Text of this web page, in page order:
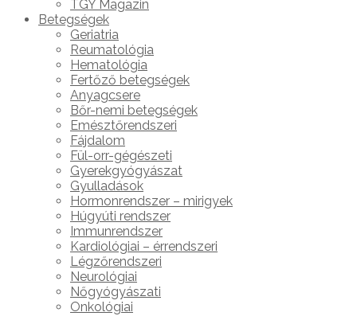
TGY Magazin
Betegségek
Geriatria
Reumatológia
Hematológia
Fertőző betegségek
Anyagcsere
Bőr-nemi betegségek
Emésztőrendszeri
Fájdalom
Fül-orr-gégészeti
Gyerekgyógyászat
Gyulladások
Hormonrendszer – mirigyek
Húgyúti rendszer
Immunrendszer
Kardiológiai – érrendszeri
Légzőrendszeri
Neurológiai
Nőgyógyászati
Onkológiai